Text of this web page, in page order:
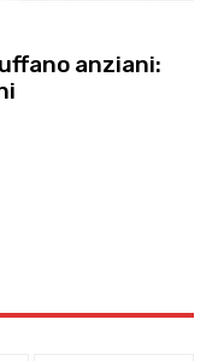
anziani: